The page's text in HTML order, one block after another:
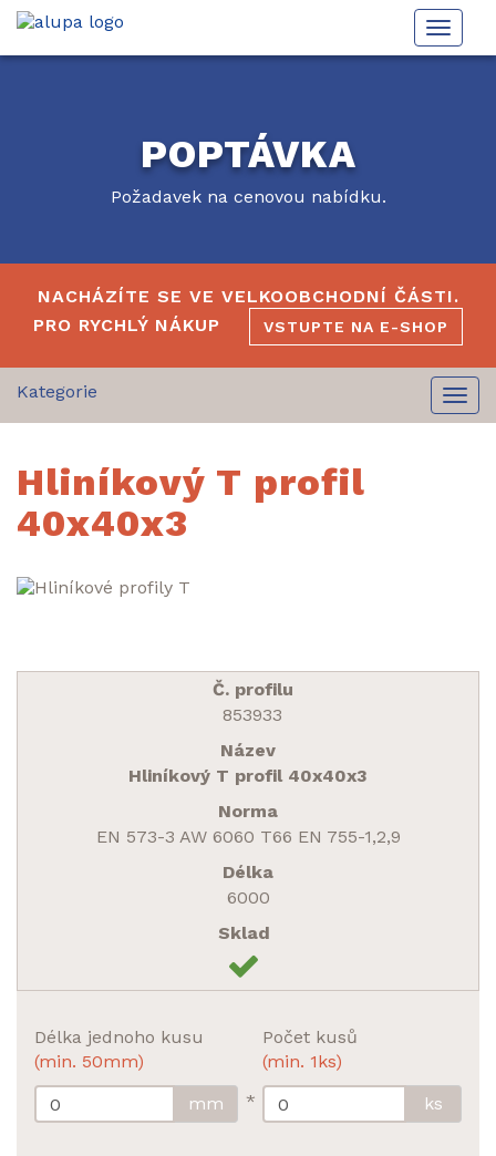
Toggle
POPTÁVKA
Požadavek na cenovou nabídku.
NACHÁZÍTE SE VE VELKOOBCHODNÍ ČÁSTI.
PRO RYCHLÝ NÁKUP
VSTUPTE NA E-SHOP
Hliníkový T profil
40x40x3
853933
Hliníkový T profil 40x40x3
EN 573-3 AW 6060 T66 EN 755-1,2,9
6000
Délka jednoho kusu
(min. 50mm)
mm
*
Počet kusů
(min. 1ks)
ks